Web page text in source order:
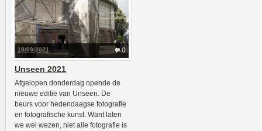
0
18/09/2021
Unseen 2021
Afgelopen donderdag opende de
nieuwe editie van Unseen. De
beurs voor hedendaagse fotografie
en fotografische kunst. Want laten
we wel wezen, niet alle fotografie is